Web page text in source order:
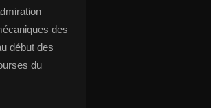
des
début des
du